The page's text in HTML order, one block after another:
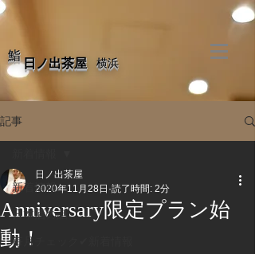
​日ノ出茶屋
​鮨
​横浜
記事
新着情報
日本酒の話。
毎月チェック✔新着情報
Anniversary限定プラン始
動！
日ノ出茶屋
2020年11月28日 読了時間: 2分